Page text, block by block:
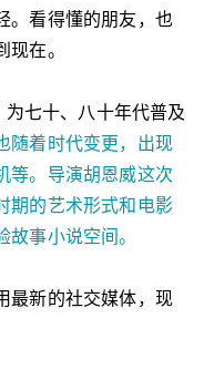
。看得懂的朋友，也
在。
七十、八十年代普及
随着时代变更，出现
等。导演胡恩威这次
期的艺术形式和电影
事小说空间。
最新的社交媒体，现